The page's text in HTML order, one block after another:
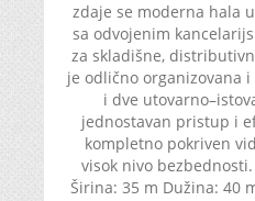
zdaje se moderna hala
sa odvojenim
za skladišne,
je odlično organizovana
i dve
jednostavan pristup i
kompletno pokriven
visok nivo
Širina: 35 m Dužina: 40